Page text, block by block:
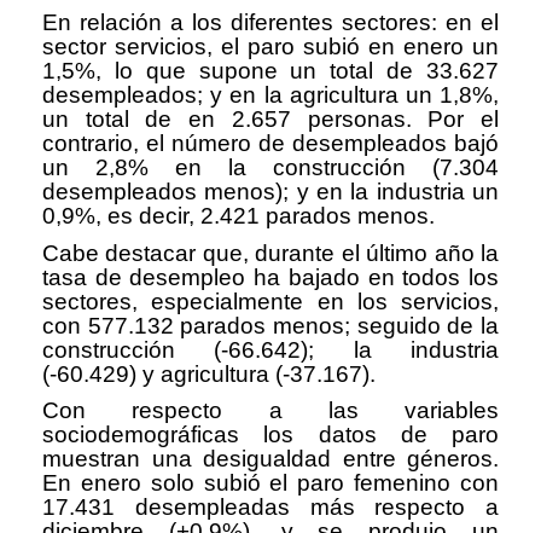
En relación a los diferentes sectores: en el
sector servicios, el paro subió en enero un
1,5%, lo que supone un total de 33.627
desempleados; y en la agricultura un 1,8%,
un total de en 2.657 personas. Por el
contrario, el número de desempleados bajó
un 2,8% en la construcción (7.304
desempleados menos); y en la industria un
0,9%, es decir, 2.421 parados menos.
Cabe destacar que, durante el último año la
tasa de desempleo ha bajado en todos los
sectores, especialmente en los servicios,
con 577.132 parados menos; seguido de la
construcción (-66.642); la industria
(-60.429) y agricultura (-37.167).
Con respecto a las variables
sociodemográficas los datos de paro
muestran una desigualdad entre géneros.
En enero solo subió el paro femenino con
17.431 desempleadas más respecto a